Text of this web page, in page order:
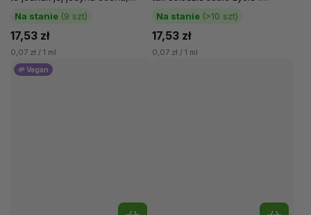
Na stanie (9 szt)
17,53 zł
0,07 zł / 1 ml
ponieważ jest to roślina...
Na stanie (>10 szt)
17,53 zł
0,07 zł / 1 ml
jednocześnie wspomóc
trawienie? Nawet...
🌱 Vegan